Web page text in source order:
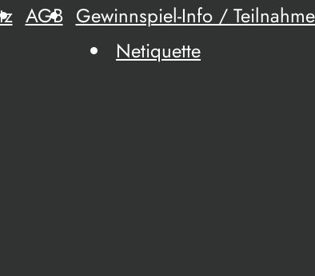
AGB Gewinnspiel-Info /
Netiquette